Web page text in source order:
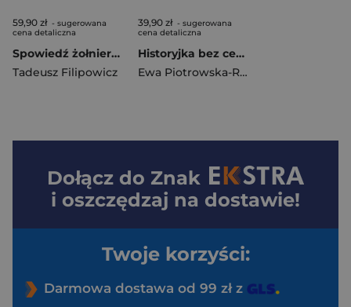
59,90 zł - sugerowana
cena detaliczna
Spowiedź żołnierza Dwóch Armii
Tadeusz Filipowicz
39,90 zł - sugerowana
cena detaliczna
Historyjka bez cenzury Początki państwa Tom 2
Ewa Piotrowska-Rola
Dołącz do Znak
i oszczędzaj na dostawie!
Twoje korzyści:
Darmowa dostawa od 99 zł z